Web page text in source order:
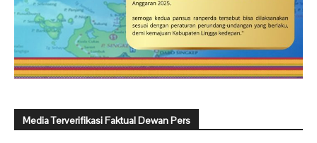
Media Terverifikasi Faktual Dewan Pers